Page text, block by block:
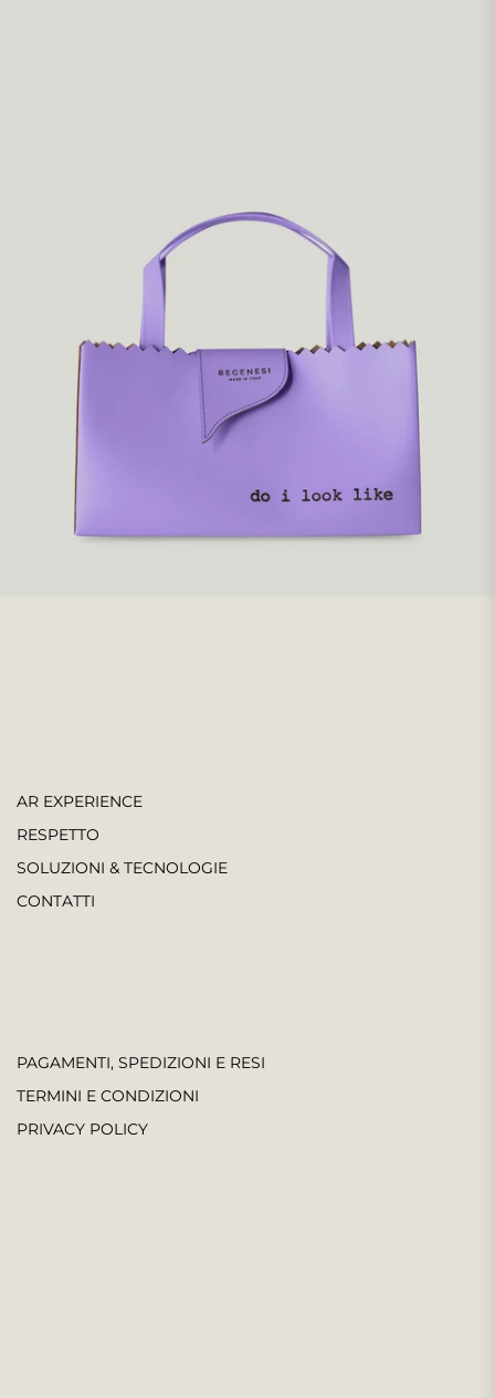
AR EXPERIENCE
RESPETTO
SOLUZIONI & TECNOLOGIE
CONTATTI
PAGAMENTI, SPEDIZIONI E RESI
TERMINI E CONDIZIONI
PRIVACY POLICY